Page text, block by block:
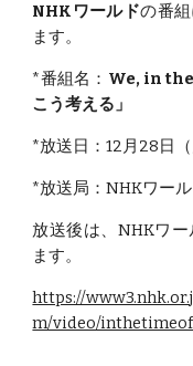
NHKワールドの番
ます。
*番組名： We, in
こう考える」
*放送日：12月 28日
*放送局：NHKワー
放送後は、NHKワ
ます。
https://
m/video/